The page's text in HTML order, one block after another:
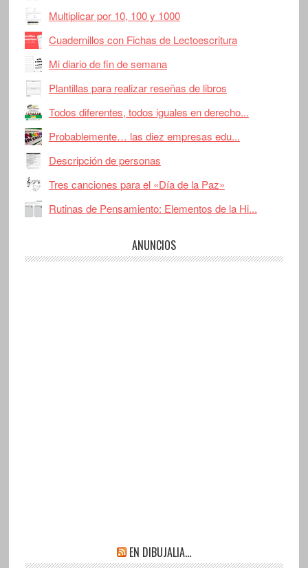
Multiplicar por 10, 100 y 1000
Cuadernillos con Fichas de Lectoescritura
Mi diario de fin de semana
Plantillas para realizar reseñas de libros
Todos diferentes, todos iguales en derecho...
Probablemente… las diez empresas edu...
Descripción de personas
Tres canciones para el «Día de la Paz»
Rutinas de Pensamiento: Elementos de la Hi...
ANUNCIOS
EN DIBUJALIA…